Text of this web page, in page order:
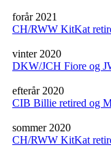
forår 2021
CH/RWW KitKat
vinter 2020
DKW/JCH Fiore og
efterår 2020
CIB Billie retired og
sommer 2020
CH/RWW KitKat